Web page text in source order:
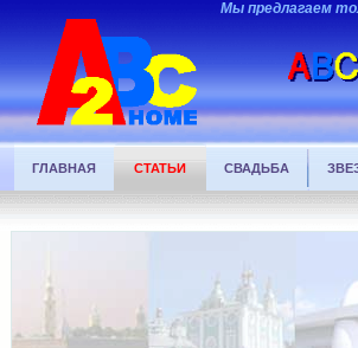
Мы предлагаем
ГЛАВНАЯ СТАТЬИ СВАДЬБА